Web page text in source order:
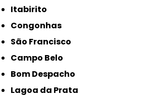
Itabirito
Congonhas
São Francisco
Campo Belo
Bom Despacho
Lagoa da Prata